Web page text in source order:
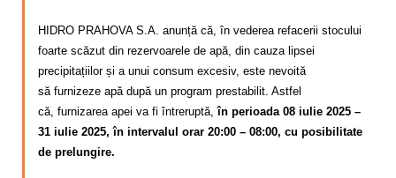
HIDRO PRAHOVA S.A. anunță că, în vederea refacerii stocului
foarte scăzut din rezervoarele de apă, din cauza lipsei
precipitațiilor și a unui consum excesiv, este nevoită
să furnizeze apă după un program prestabilit. Astfel
că, furnizarea apei va fi întreruptă,în perioada 08 iulie 2025 –
31 iulie 2025, în intervalul orar 20:00 – 08:00, cu posibilitate
de prelungire.